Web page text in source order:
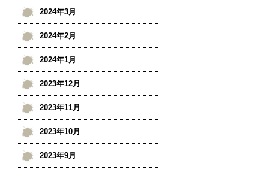
2024年3月
2024年2月
2024年1月
2023年12月
2023年11月
2023年10月
2023年9月